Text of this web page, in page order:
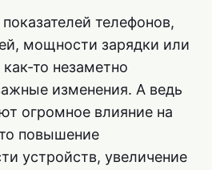
телефонов,
мощности зарядки или
то незаметно
изменения. А ведь
огромное влияние на
повышение
устройств, увеличение